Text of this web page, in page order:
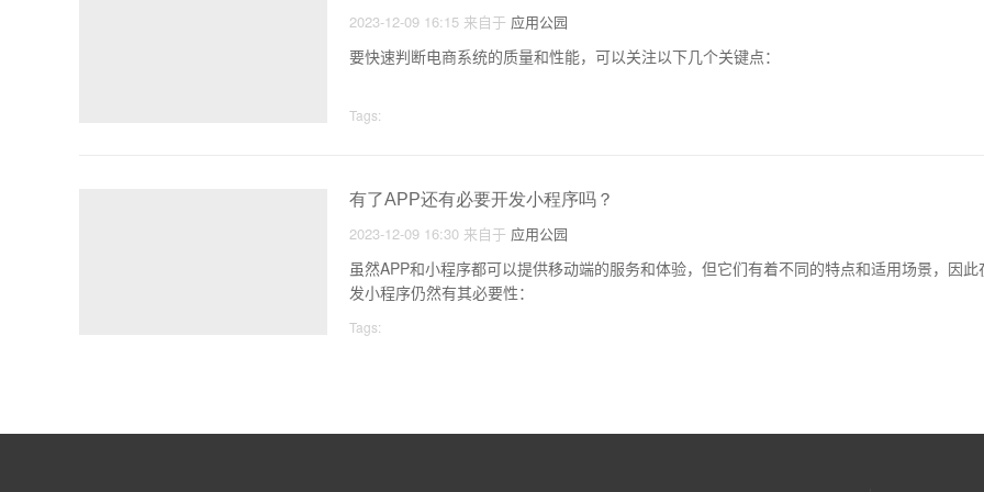
2023-12-09 16:15 来自于 应用公园
要快速判断电商系统的质量和性能，可以关注以下几个关键点：
Tags:
有了APP还有必要开发小程序吗？
2023-12-09 16:30 来自于 应用公园
虽然APP和小程序都可以提供移动端的服务和体验，但它们有着不同的特点和适用场景，因
发小程序仍然有其必要性：
Tags: